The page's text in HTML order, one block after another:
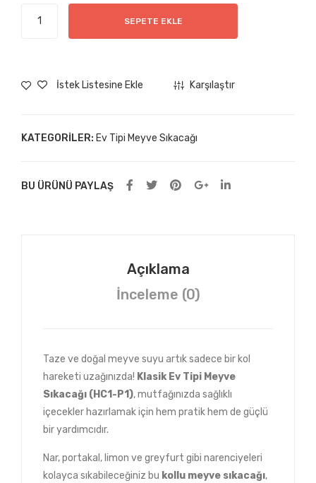
Sıkacağı
adet
SEPETE EKLE
İstek Listesine Ekle Karşılaştır
KATEGORILER: Ev Tipi Meyve Sıkacağı
BU ÜRÜNÜ PAYLAŞ
Açıklama
İnceleme (0)
Taze ve doğal meyve suyu artık sadece bir kol
hareketi uzağınızda! Klasik Ev Tipi Meyve
Sıkacağı (HC1-P1), mutfağınızda sağlıklı
içecekler hazırlamak için hem pratik hem de güçlü
bir yardımcıdır.
Nar, portakal, limon ve greyfurt gibi narenciyeleri
kolayca sıkabileceğiniz bu kollu meyve sıkacağı,